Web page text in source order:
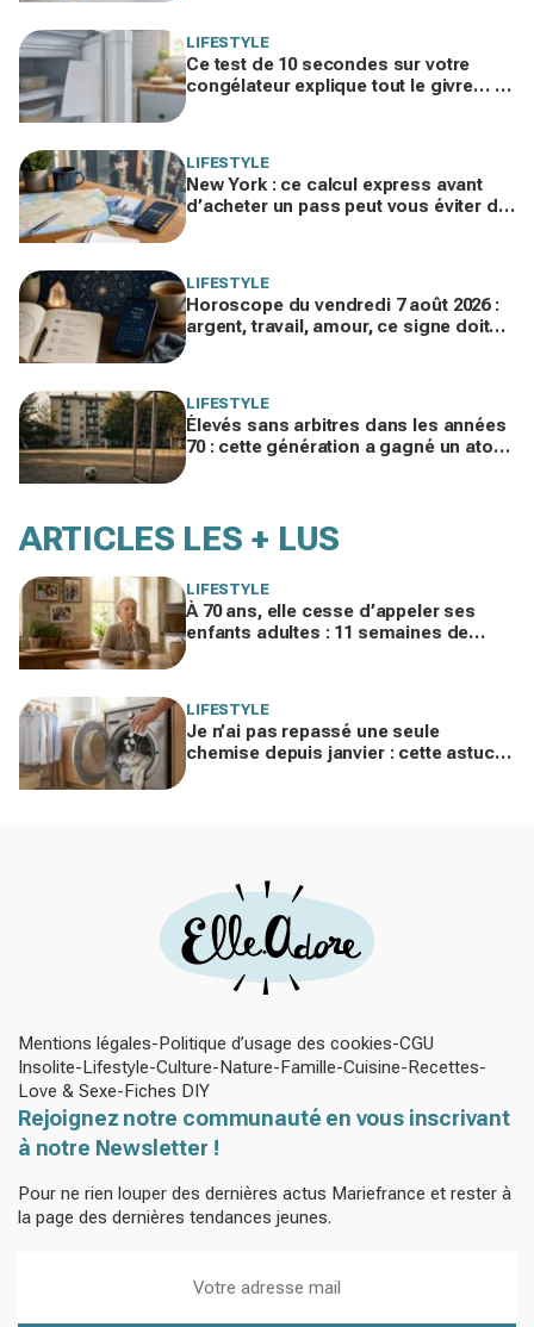
LIFESTYLE
Ce test de 10 secondes sur votre
congélateur explique tout le givre… et
LIFESTYLE
New York : ce calcul express avant
d’acheter un pass peut vous éviter de
LIFESTYLE
Horoscope du vendredi 7 août 2026 :
argent, travail, amour, ce signe doit
LIFESTYLE
Élevés sans arbitres dans les années
70 : cette génération a gagné un atout
ARTICLES LES + LUS
LIFESTYLE
À 70 ans, elle cesse d’appeler ses
enfants adultes : 11 semaines de
LIFESTYLE
Je n’ai pas repassé une seule
chemise depuis janvier : cette astuce
Mentions légales Politique d’usage des cookies CGU
Insolite Lifestyle Culture Nature Famille Cuisine Recettes
Love & Sexe Fiches DIY
Rejoignez notre communauté en vous inscrivant
à notre Newsletter !
Pour ne rien louper des dernières actus Mariefrance et rester à
la page des dernières tendances jeunes.